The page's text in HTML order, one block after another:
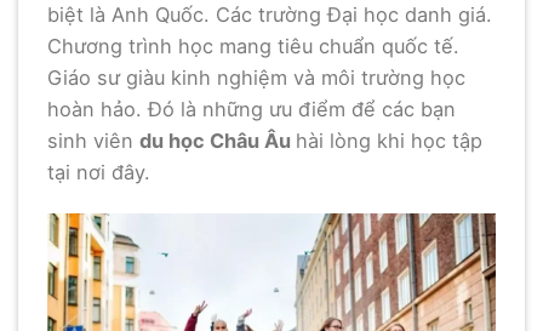
biệt là Anh Quốc. Các trường Đại học danh giá.
Chương trình học mang tiêu chuẩn quốc tế.
Giáo sư giàu kinh nghiệm và môi trường học
hoàn hảo. Đó là những ưu điểm để các bạn
sinh viêndu học Châu Âu hài lòng khi học tập
tại nơi đây.